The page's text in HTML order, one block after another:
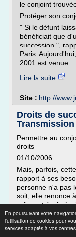
En poursuivant votre
l'utilisation de cookies pour
services adaptés à vos
le conjoint
Protéger son
" Si le défunt
bénéficiait que
succession ",
Paris.
2001 est venue...
Lire la suite
Site : http://
Droits de
Transmission
Permettre au
droits
01/10/2006
Mais, parfois,
rapport à ses
personne n'a pas
soit, elle renonce
mêmes très âgés,
profit de leurs...
Lire la suite